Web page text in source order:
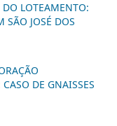
DO LOTEAMENTO:
JOSÉ DOS
DE GNAISSES